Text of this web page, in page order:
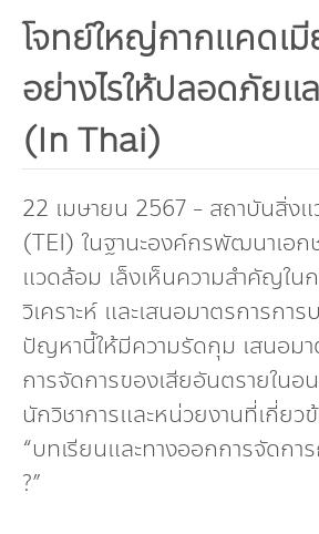
Awards and
Funds
Dr. Dhira
Global Warming and
โจทย์ใหญ่กากแคดเ
อย่างไรให้ปลอดภัยแ
(In Thai)
22 เมษายน 2567 - สถาบันสิ่ง
(TEI) ในฐานะองค์กรพัฒนาเอ
แวดล้อม เล็งเห็นความสำคัญใน
วิเคราะห์ และเสนอมาตรการกา
ปัญหานี้ให้มีความรัดกุม เสนอม
การจัดการของเสียอันตรายในอ
นักวิชาการและหน่วยงานที่เกี่ยว
“บทเรียนและทางออกการจัดกา
?”